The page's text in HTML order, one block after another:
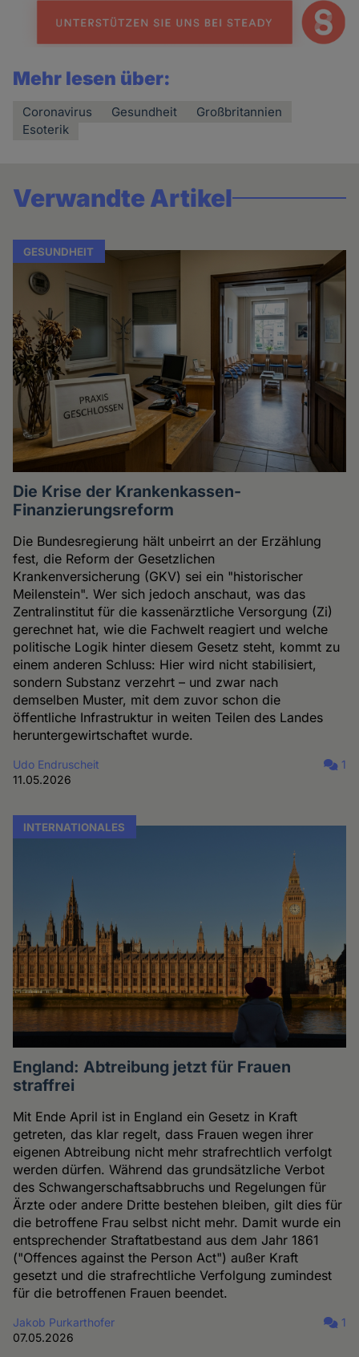
Mehr lesen über:
Coronavirus Gesundheit
Großbritannien
Esoterik
Verwandte Artikel
GESUNDHEIT
Die Krise der Krankenkassen-
Finanzierungsreform
Die Bundesregierung hält unbeirrt an der Erzählung
fest, die Reform der Gesetzlichen
Krankenversicherung (GKV) sei ein "historischer
Meilenstein". Wer sich jedoch anschaut, was das
Zentralinstitut für die kassenärztliche Versorgung (Zi)
gerechnet hat, wie die Fachwelt reagiert und welche
politische Logik hinter diesem Gesetz steht, kommt zu
einem anderen Schluss: Hier wird nicht stabilisiert,
sondern Substanz verzehrt – und zwar nach
demselben Muster, mit dem zuvor schon die
öffentliche Infrastruktur in weiten Teilen des Landes
heruntergewirtschaftet wurde.
Udo Endruscheit
11.05.2026
1
INTERNATIONALES
England: Abtreibung jetzt für Frauen
straffrei
Mit Ende April ist in England ein Gesetz in Kraft
getreten, das klar regelt, dass Frauen wegen ihrer
eigenen Abtreibung nicht mehr strafrechtlich verfolgt
werden dürfen. Während das grundsätzliche Verbot
des Schwangerschaftsabbruchs und Regelungen für
Ärzte oder andere Dritte bestehen bleiben, gilt dies für
die betroffene Frau selbst nicht mehr. Damit wurde ein
entsprechender Straftatbestand aus dem Jahr 1861
("Offences against the Person Act") außer Kraft
gesetzt und die strafrechtliche Verfolgung zumindest
für die betroffenen Frauen beendet.
Jakob Purkarthofer
07.05.2026
1